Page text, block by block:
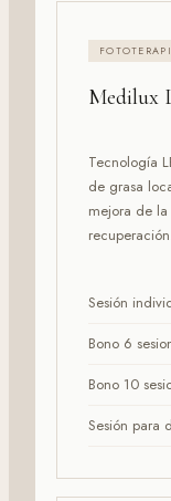
Medilux
Tecnología
de grasa
mejora de
Sesión
Bono 6
Bono 10
Sesión para